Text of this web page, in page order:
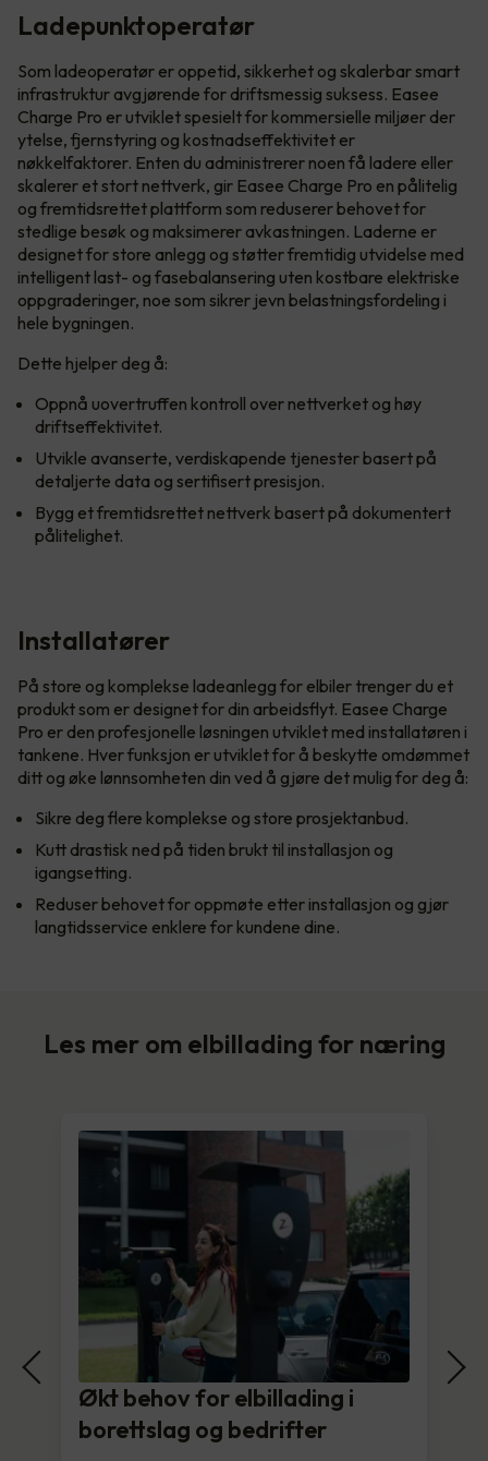
Ladepunktoperatør
Som ladeoperatør er oppetid, sikkerhet og skalerbar smart
infrastruktur avgjørende for driftsmessig suksess. Easee
Charge Pro er utviklet spesielt for kommersielle miljøer der
ytelse, fjernstyring og kostnadseffektivitet er
nøkkelfaktorer. Enten du administrerer noen få ladere eller
skalerer et stort nettverk, gir Easee Charge Pro en pålitelig
og fremtidsrettet plattform som reduserer behovet for
stedlige besøk og maksimerer avkastningen. Laderne er
designet for store anlegg og støtter fremtidig utvidelse med
intelligent last- og fasebalansering uten kostbare elektriske
oppgraderinger, noe som sikrer jevn belastningsfordeling i
hele bygningen.
Dette hjelper deg å:
Oppnå uovertruffen kontroll over nettverket og høy
driftseffektivitet.
Utvikle avanserte, verdiskapende tjenester basert på
detaljerte data og sertifisert presisjon.
Bygg et fremtidsrettet nettverk basert på dokumentert
pålitelighet.
Installatører
På store og komplekse ladeanlegg for elbiler trenger du et
produkt som er designet for din arbeidsflyt. Easee Charge
Pro er den profesjonelle løsningen utviklet med installatøren i
tankene. Hver funksjon er utviklet for å beskytte omdømmet
ditt og øke lønnsomheten din ved å gjøre det mulig for deg å:
Sikre deg flere komplekse og store prosjektanbud.
Kutt drastisk ned på tiden brukt til installasjon og
igangsetting.
Reduser behovet for oppmøte etter installasjon og gjør
langtidsservice enklere for kundene dine.
Les mer om elbillading for næring
Økt behov for elbillading i
borettslag og bedrifter